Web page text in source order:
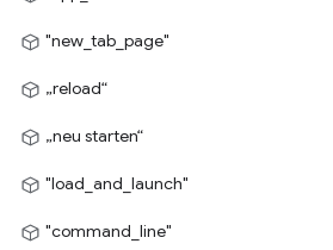
"new_tab_page"
„reload“
„neu starten“
"load_and_launch"
"command_line"